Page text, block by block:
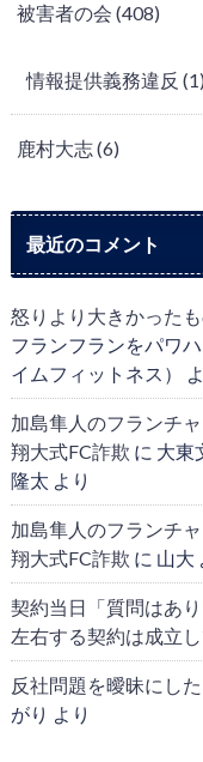
被害者の会 (408)
情報提供義務違反 (1)
鹿村大志(6)
最近のコメント
怒りより大きかった
フランフランをパワ
イムフィットネス）
加島隼人のフランチ
翔大式FC詐欺 に 大東
隆太 より
加島隼人のフランチ
翔大式FC詐欺 に 山大
契約当日「質問はあ
左右する契約は成立
反社問題を曖昧にし
がり より